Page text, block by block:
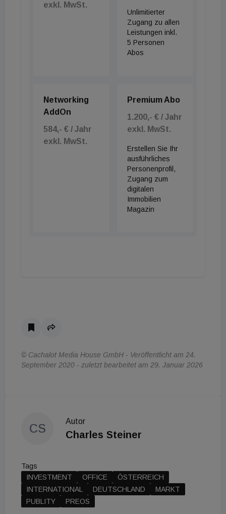
exkl. MwSt.
Unlimitierter
Zugang zu allen
Leistungen inkl.
5 Personen
Abos
Networking
AddOn
584,- € / Jahr
exkl. MwSt.
Premium Abo
1.200,- € / Jahr
exkl. MwSt.
Erstellen Sie Ihr
ausführliches
Personenprofil,
Zugang zum
digitalen
Immobilien
Magazin
© Cachalot Media House GmbH - Veröffentlicht am 24.
September 2020 - zuletzt bearbeitet am 29. Januar 2026
CS
Autor
Charles Steiner
Tags
INVESTMENT
OFFICE
ÖSTERREICH
INTERNATIONAL
DEUTSCHLAND
MARKT
PUBLITY
PREOS